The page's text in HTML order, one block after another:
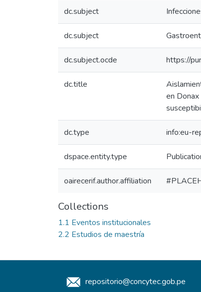
dc.subject
dc.subject
dc.subject.ocde https://
dc.title
en
dc.type info:eu-
dspace.entity.type
oairecerif.author.affiliation
Collections
1.1 Eventos institucionales
2.2 Estudios de maestría
repositorio@concytec.gob.pe